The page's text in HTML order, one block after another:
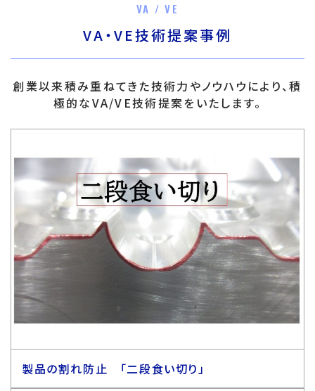
VA / VE
VA・VE技術提案事例
創業以来積み重ねてきた技術力やノウハウにより、積
極的なVA/VE技術提案をいたします。
製品の割れ防止 「二段食い切り」